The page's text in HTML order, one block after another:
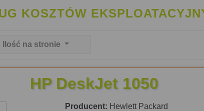
KOSZTÓW
Ilość na stronie
HP DeskJet 1050
Producent: Hewlett Packard